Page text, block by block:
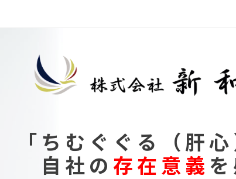
「ちむぐぐる（肝
自社の 存在意義